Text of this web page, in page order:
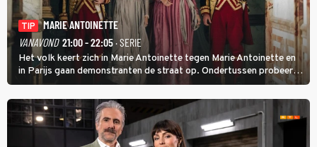
TIP
MARIE ANTOINETTE
VANAVOND 21:00 - 22:05· SERIE
Het volk keert zich in Marie Antoinette tegen Marie Antoinette en
in Parijs gaan demonstranten de straat op. Ondertussen probeert
Marie Antoinette landgoed Saint-Cloud te kopen. Ze wil daar haar
kinderen veilig laten opgroeien.